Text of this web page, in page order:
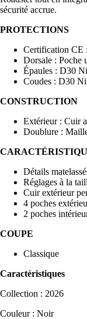
sécurité accrue.
PROTECTIONS
Certification CE
Dorsale : Poche
Épaules : D30
Coudes : D30
CONSTRUCTION
Extérieur : Cuir
Doublure :
Détails
Réglages à la
Cuir extérieur
4 poches
2 poches
COUPE
Classique
Caractéristiques
Collection : 2026
Couleur : Noir